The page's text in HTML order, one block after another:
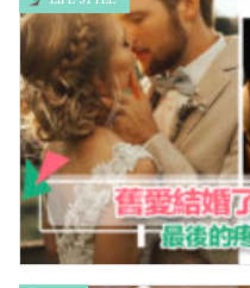
【Fashion Walk x adidas】
扭蛋機「扭」出限量禮品